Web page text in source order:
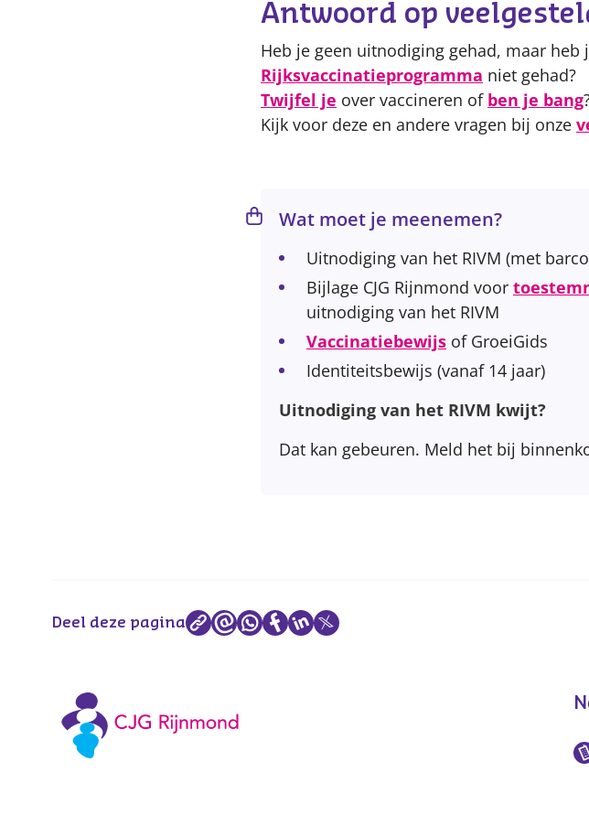
Antwoord op
Heb je geen uitnodiging gehad, maar
Rijksvaccinatieprogramma niet gehad?
Twijfel je over vaccineren of ben je bang
Kijk voor deze en andere vragen bij onze
Wat moet je meenemen?
Uitnodiging van het RIVM (met
Bijlage CJG Rijnmond voor
uitnodiging van het RIVM
Vaccinatiebewijs of GroeiGids
Identiteitsbewijs (vanaf 14 jaar)
Uitnodiging van het RIVM kwijt?
Dat kan gebeuren. Meld het bij
Deel deze pagina
Vaccinaties CJG Rijnmond